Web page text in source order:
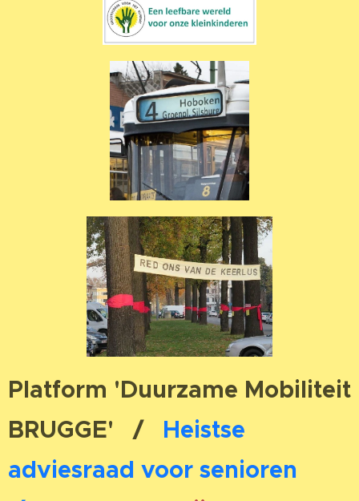
Platform 'Duurzame Mobiliteit
BRUGGE' / Heistse
adviesraad voor senioren